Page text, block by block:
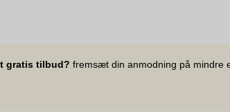
at skifte dækkene, når mønsterdybden er
mønsterets dybde og slid
er slidt og bør udskiftes. En mønt kan
utilstrækkelig, og nedslidte dæk bør skifte
er det tid til at skifte til nye dæk for
måling af slidbanens dybde. Husk, dækket er
sikre sikkerhed på vejen. Dækkene bør udskiftes
gratis tilbud? fremsæt din anmodning på mindre